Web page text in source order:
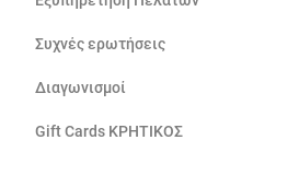
Συχνές ερωτήσεις
Διαγωνισμοί
Gift Cards ΚΡΗΤΙΚΟΣ